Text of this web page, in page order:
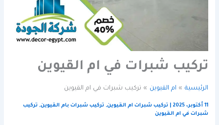
تركيب شبرات في ام القيوين
الرئيسية ام القيوين تركيب شبرات في ام القيوين
11 أكتوبر، 2025 |تركيب شبرات ام القيوين,تركيب شبرات بام القيوين,تركيب
شبرات في ام القيوين